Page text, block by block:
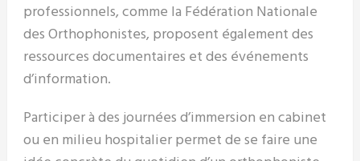
professionnels, comme la Fédération Nationale
des Orthophonistes, proposent également des
ressources documentaires et des événements
d’information.
Participer à des journées d’immersion en cabinet
ou en milieu hospitalier permet de se faire une